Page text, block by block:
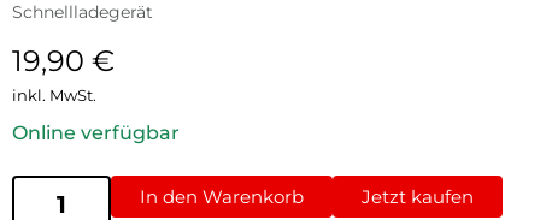
Schnellladegerät
19,90 €
inkl. MwSt.
Online verfügbar
In den Warenkorb Jetzt kaufen